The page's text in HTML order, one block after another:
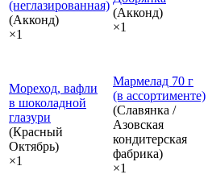
(неглазированная)
(Акконд)
×1
(Акконд)
×1
Мореход, вафли
в шоколадной
глазури
(Красный
Октябрь)
×1
Мармелад 70 г
(в ассортименте)
(Славянка /
Азовская
кондитерская
фабрика)
×1